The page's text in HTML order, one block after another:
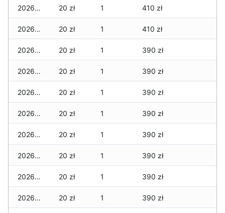
2026-05-26 20 zł 1 410 zł
2026-05-25 20 zł 1 410 zł
2026-05-24 20 zł 1 390 zł
2026-05-23 20 zł 1 390 zł
2026-05-22 20 zł 1 390 zł
2026-05-21 20 zł 1 390 zł
2026-05-20 20 zł 1 390 zł
2026-05-19 20 zł 1 390 zł
2026-05-18 20 zł 1 390 zł
2026-05-17 20 zł 1 390 zł